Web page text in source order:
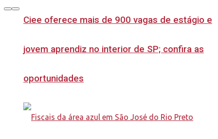
Ciee oferece mais de 900 vagas de estágio e
jovem aprendiz no interior de SP; confira as
oportunidades